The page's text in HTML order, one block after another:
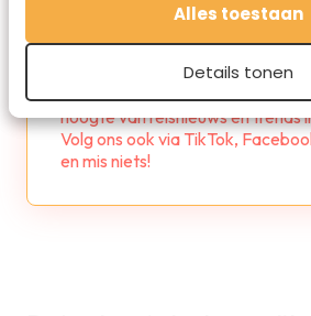
Alles toestaan
Details tonen
Redactie Travelvalley
De redactie van Travelvalley
hoogte van reisnieuws en trends
Volg ons ook via TikTok,
en mis niets!